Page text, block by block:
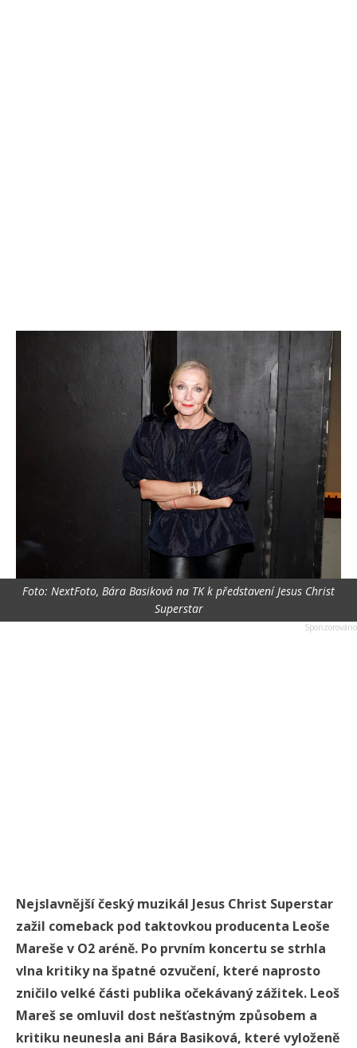
Foto: NextFoto, Bára Basiková na TK k představení Jesus Christ
Superstar
Nejslavnější český muzikál Jesus Christ Superstar
zažil comeback pod taktovkou producenta Leoše
Mareše v O2 aréně. Po prvním koncertu se strhla
vlna kritiky na špatné ozvučení, které naprosto
zničilo velké části publika očekávaný zážitek. Leoš
Mareš se omluvil dost nešťastným způsobem a
kritiku neunesla ani Bára Basiková, které vyloženě